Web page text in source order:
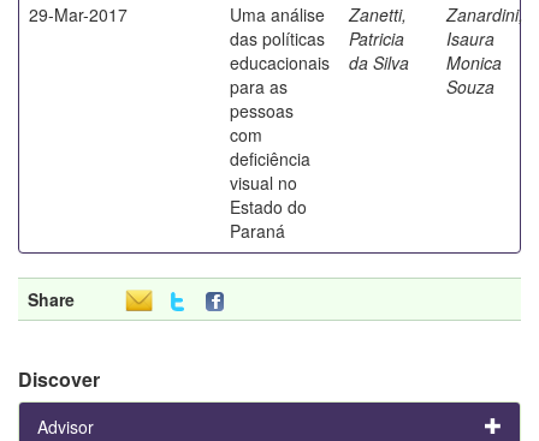
29-Mar-2017
Uma análise
das políticas
educacionais
para as
pessoas
com
deficiência
visual no
Estado do
Paraná
Zanetti,
Patricia
da Silva
Zanardini,
Isaura
Monica
Souza
Share
Discover
Advisor